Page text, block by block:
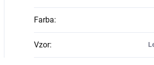
Farba:
Vzor: